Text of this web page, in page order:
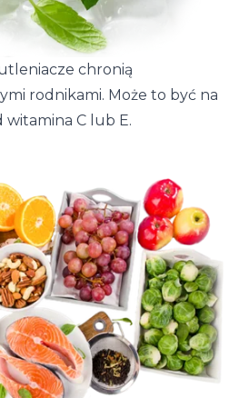
chronią
rodnikami. Może to być na
witamina C lub E.